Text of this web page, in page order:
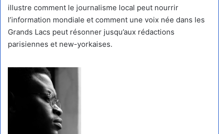
illustre comment le journalisme local peut nourrir
l’information mondiale et comment une voix née dans les
Grands Lacs peut résonner jusqu’aux rédactions
parisiennes et new-yorkaises.